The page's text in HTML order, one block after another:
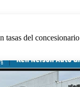
tasas del concesionario